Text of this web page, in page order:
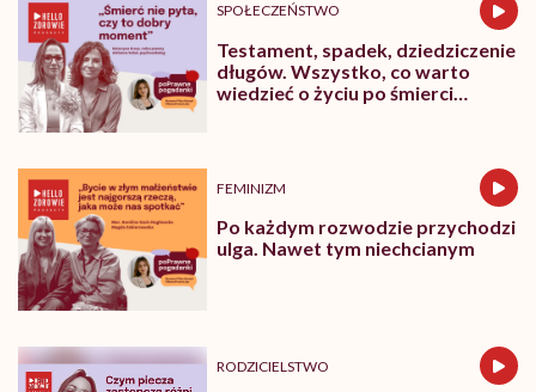
SPOŁECZEŃSTWO
Testament, spadek, dziedziczenie
długów. Wszystko, co warto
wiedzieć o życiu po śmierci
FEMINIZM
Po każdym rozwodzie przychodzi
ulga. Nawet tym niechcianym
RODZICIELSTWO